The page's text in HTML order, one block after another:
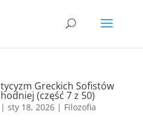
Greckich Sofistów
(część 7 z 50)
| sty 18, 2026| Filozofia